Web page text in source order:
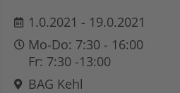
1.0.2021 - 19.0.2021
Mo-Do: 7:30 - 16:00
Fr: 7:30 -13:00
BAG Kehl